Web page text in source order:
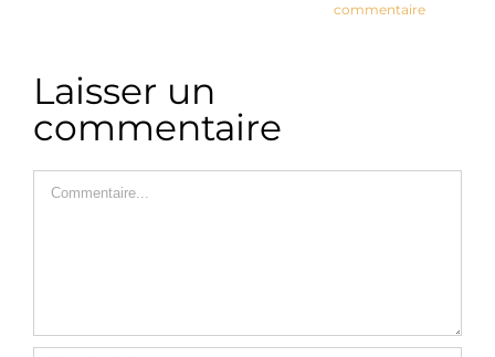
commentaire
Laisser un
commentaire
Commentaire